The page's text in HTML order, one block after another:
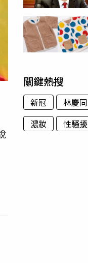
關鍵熱搜
新冠 林慶同
濃妝
性騷擾